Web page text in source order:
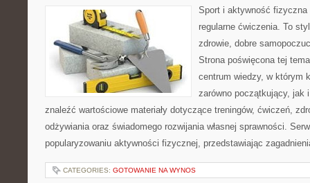
Sport i aktywność
regularne ćwiczenia. To
zdrowie, dobre
Strona poświęcona tej
centrum wiedzy, w którym
zarówno początkujący, jak
znaleźć wartościowe materiały dotyczące treningów, ćwiczeń,
odżywiania oraz świadomego rozwijania własnej sprawności.
popularyzowaniu aktywności fizycznej, przedstawiając
CATEGORIES: GOTOWANIE NA WYNOS